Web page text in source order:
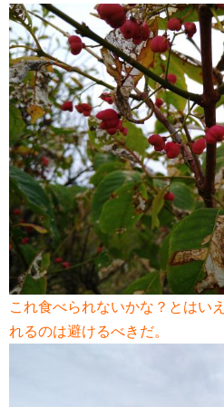
これ食べられないかな？とはい
れるのは避けるべきだ。